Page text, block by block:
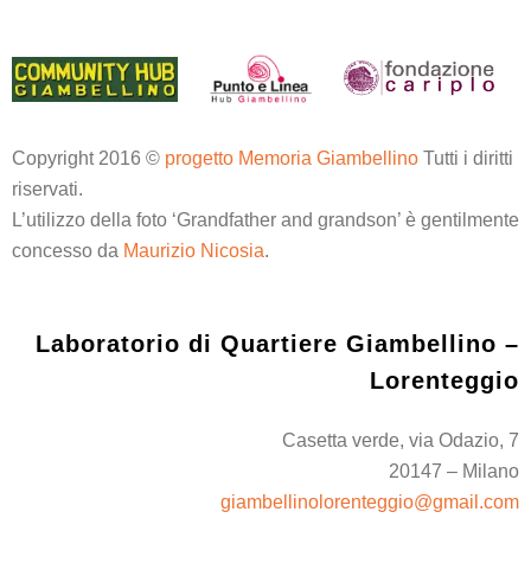
Copyright 2016 © progetto Memoria Giambellino Tutti i diritti
riservati.
L’utilizzo della foto ‘Grandfather and grandson’ è gentilmente
concesso da Maurizio Nicosia.
Laboratorio di Quartiere Giambellino –
Lorenteggio
Casetta verde, via Odazio, 7
20147 – Milano
giambellinolorenteggio@gmail.com